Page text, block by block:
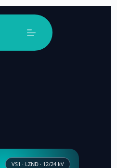
VS1 · LZND · 12/24 kV